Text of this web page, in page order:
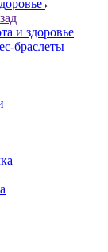
и здоровье
браслеты